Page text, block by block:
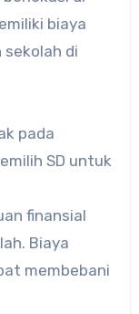
biaya
di
pada
SD untuk
finansial
Biaya
membebani